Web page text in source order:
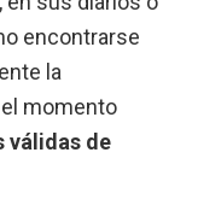
encontrarse
la
momento
válidas de